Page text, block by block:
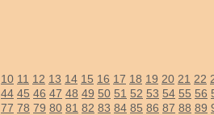
10 11 12 13 14 15 16 17 18 19 20 21 22
44 45 46 47 48 49 50 51 52 53 54 55 56
77 78 79 80 81 82 83 84 85 86 87 88 89